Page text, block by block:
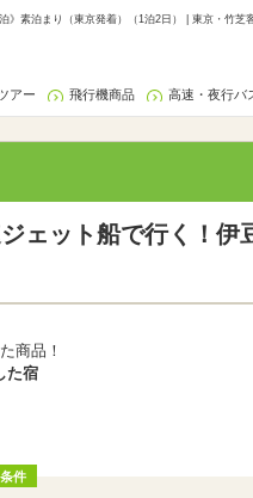
素泊まり（東京発着）（1泊2日） | 東京・竹芝
アー 飛行機商品 高速・夜行バ
ェット船で行く！伊
商品！
た宿
件